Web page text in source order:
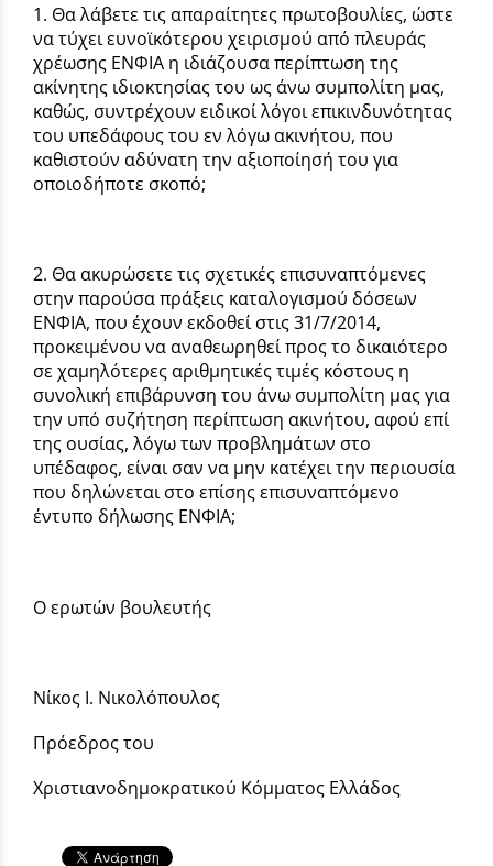
1. Θα λάβετε τις απαραίτητες πρωτοβουλίες, ώστε
να τύχει ευνοϊκότερου χειρισμού από πλευράς
χρέωσης ΕΝΦΙΑ η ιδιάζουσα περίπτωση της
ακίνητης ιδιοκτησίας του ως άνω συμπολίτη μας,
καθώς, συντρέχουν ειδικοί λόγοι επικινδυνότητας
του υπεδάφους του εν λόγω ακινήτου, που
καθιστούν αδύνατη την αξιοποίησή του για
οποιοδήποτε σκοπό;
2. Θα ακυρώσετε τις σχετικές επισυναπτόμενες
στην παρούσα πράξεις καταλογισμού δόσεων
ΕΝΦΙΑ, που έχουν εκδοθεί στις 31/7/2014,
προκειμένου να αναθεωρηθεί προς το δικαιότερο
σε χαμηλότερες αριθμητικές τιμές κόστους η
συνολική επιβάρυνση του άνω συμπολίτη μας για
την υπό συζήτηση περίπτωση ακινήτου, αφού επί
της ουσίας, λόγω των προβλημάτων στο
υπέδαφος, είναι σαν να μην κατέχει την περιουσία
που δηλώνεται στο επίσης επισυναπτόμενο
έντυπο δήλωσης ΕΝΦΙΑ;
Ο ερωτών βουλευτής
Νίκος Ι. Νικολόπουλος
Πρόεδρος του
Χριστιανοδημοκρατικού Κόμματος Ελλάδος